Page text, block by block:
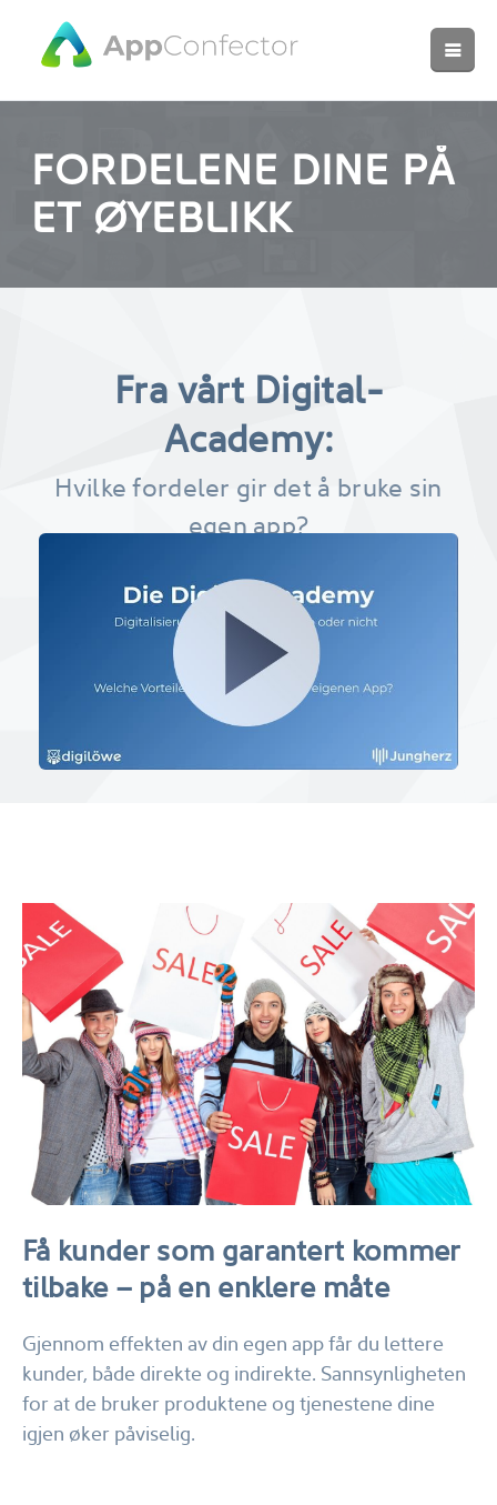
FORDELENE DINE PÅ
ET ØYEBLIKK
Fra vårt Digital-
Academy:
Hvilke fordeler gir det å bruke sin
egen app?
Få kunder som garantert kommer
tilbake – på en enklere måte
Gjennom effekten av din egen app får du lettere
kunder, både direkte og indirekte. Sannsynligheten
for at de bruker produktene og tjenestene dine
igjen øker påviselig.